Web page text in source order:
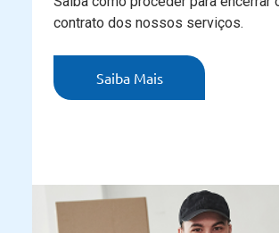
contrato dos nossos serviços.
Saiba Mais